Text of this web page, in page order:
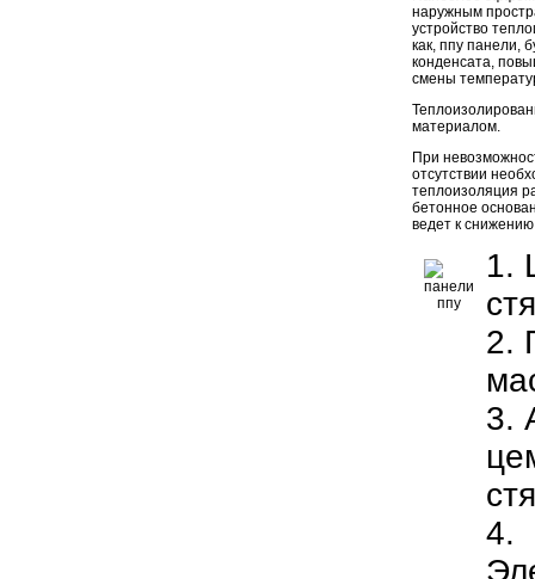
наружным
устройство
как, ппу панели,
конденсата,
смены
материалом.
При
отсутствии
теплоизоляция
бетонное
ведет к
1.
2.
3.
4.